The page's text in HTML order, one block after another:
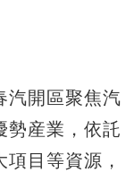
開區聚焦汽
勢産業，依託
目等資源，